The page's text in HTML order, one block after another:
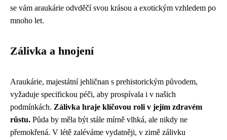
se vám araukárie odvděčí svou krásou a exotickým vzhledem po
mnoho let.
Zálivka a hnojení
Araukárie, majestátní jehličnan s prehistorickým původem,
vyžaduje specifickou péči, aby prospívala i v našich
podmínkách. Zálivka hraje klíčovou roli v jejím zdravém
růstu. Půda by měla být stále mírně vlhká, ale nikdy ne
přemokřená. V létě zaléváme vydatněji, v zimě zálivku